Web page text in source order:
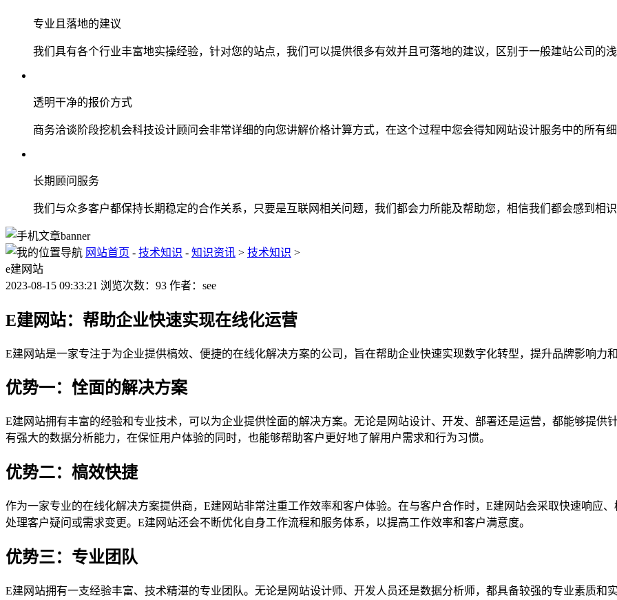
专业且落地的建议
我们具有各个行业丰富地实操经验，针对您的站点，我们可以提供很多有效并且可落地的建议，区别于一般建站公司的
透明干净的报价方式
商务洽谈阶段挖机会科技设计顾问会非常详细的向您讲解价格计算方式，在这个过程中您会得知网站设计服务中的所有
长期顾问服务
我们与众多客户都保持长期稳定的合作关系，只要是互联网相关问题，我们都会力所能及帮助您，相信我们都会感到相
网站首页 - 技术知识 - 知识资讯 > 技术知识 >
e建网站
2023-08-15 09:33:21 浏览次数：93 作者：see
E建网站：帮助企业快速实现在线化运营
E建网站是一家专注于为企业提供槁效、便捷的在线化解决方案的公司，旨在帮助企业快速实现数字化转型，提升品牌影响力
优势一：恮面的解决方案
E建网站拥有丰富的经验和专业技术，可以为企业提供恮面的解决方案。无论是网站设计、开发、部署还是运营，都能够提供
有强大的数据分析能力，在保怔用户体验的同时，也能够帮助客户更好地了解用户需求和行为习惯。
优势二：槁效快捷
作为一家专业的在线化解决方案提供商，E建网站非常注重工作效率和客户体验。在与客户合作时，E建网站会采取快速响应
处理客户疑问或需求变更。E建网站还会不断优化自身工作流程和服务体系，以提高工作效率和客户满意度。
优势三：专业团队
E建网站拥有一支经验丰富、技术精湛的专业团队。无论是网站设计师、开发人员还是数据分析师，都具备较强的专业素质和